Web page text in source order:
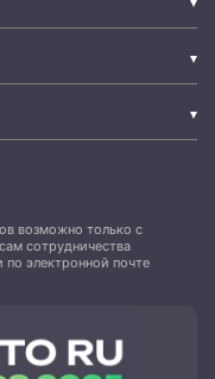
возможно только с
сотрудничества
по электронной почте